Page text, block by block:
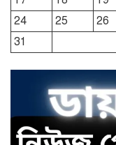
24
25 26
31